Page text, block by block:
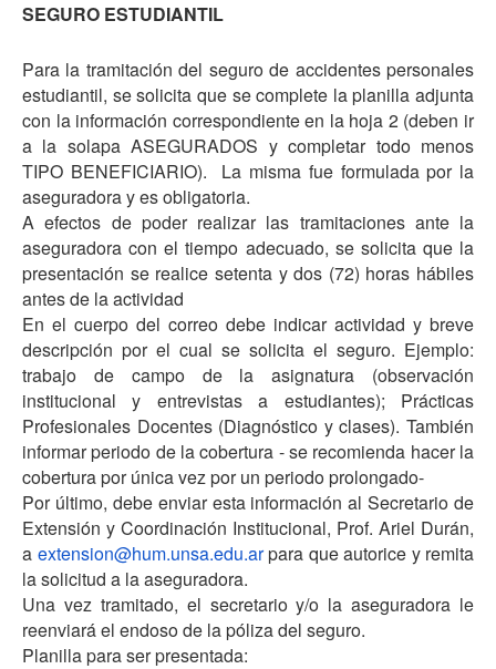
SEGURO ESTUDIANTIL
Para la tramitación del seguro de accidentes personales
estudiantil, se solicita que se complete la planilla adjunta
con la información correspondiente en la hoja 2 (deben ir
a la solapa ASEGURADOS y completar todo menos
TIPO BENEFICIARIO). La misma fue formulada por la
aseguradora y es obligatoria.
A efectos de poder realizar las tramitaciones ante la
aseguradora con el tiempo adecuado, se solicita que la
presentación se realice setenta y dos (72) horas hábiles
antes de la actividad
En el cuerpo del correo debe indicar actividad y breve
descripción por el cual se solicita el seguro. Ejemplo:
trabajo de campo de la asignatura (observación
institucional y entrevistas a estudiantes); Prácticas
Profesionales Docentes (Diagnóstico y clases). También
informar periodo de la cobertura - se recomienda hacer la
cobertura por única vez por un periodo prolongado-
Por último, debe enviar esta información al Secretario de
Extensión y Coordinación Institucional, Prof. Ariel Durán,
a extension@hum.unsa.edu.arpara que autorice y remita
la solicitud a la aseguradora.
Una vez tramitado, el secretario y/o la aseguradora le
reenviará el endoso de la póliza del seguro.
Planilla para ser presentada: